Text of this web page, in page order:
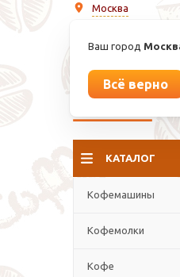
Москва
Ваш город
Всё верно
La
КАТАЛОГ
Кофемашины
Кофемолки
Кофе